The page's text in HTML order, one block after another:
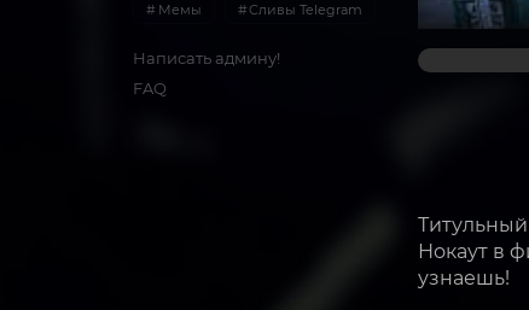
Мемы Сливы Telegram
Написать админу!
FAQ
Нокаут в
узнаешь!